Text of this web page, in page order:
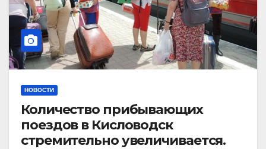
НОВОСТИ
Количество прибывающих
поездов в Кисловодск
стремительно увеличивается.